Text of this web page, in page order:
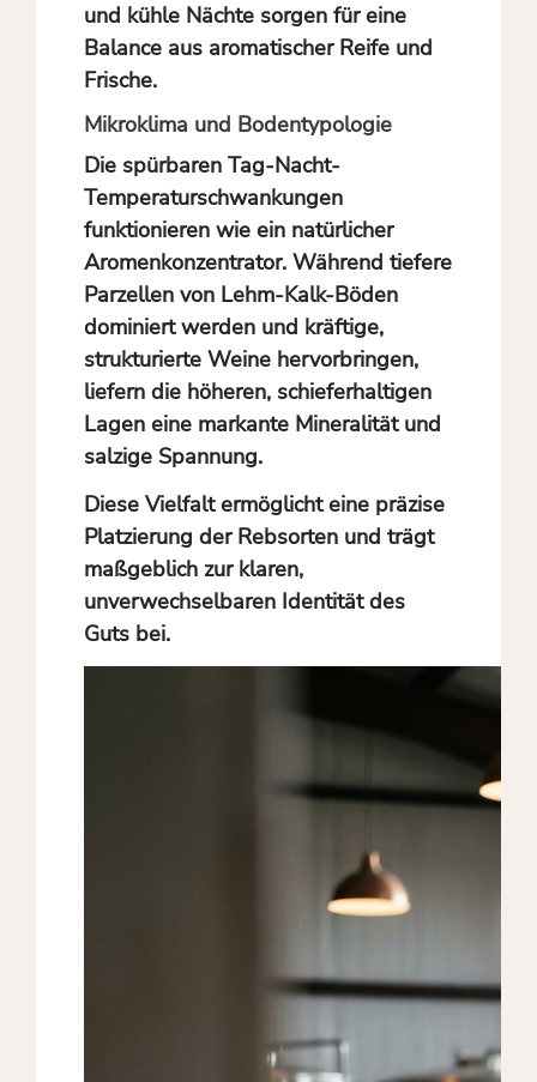
und kühle Nächte sorgen für eine
Balance aus aromatischer Reife und
Frische.
Mikroklima und Bodentypologie
Die spürbaren Tag-Nacht-
Temperaturschwankungen
funktionieren wie ein natürlicher
Aromenkonzentrator. Während tiefere
Parzellen von Lehm-Kalk-Böden
dominiert werden und kräftige,
strukturierte Weine hervorbringen,
liefern die höheren, schieferhaltigen
Lagen eine markante Mineralität und
salzige Spannung.
Diese Vielfalt ermöglicht eine präzise
Platzierung der Rebsorten und trägt
maßgeblich zur klaren,
unverwechselbaren Identität des
Guts bei.